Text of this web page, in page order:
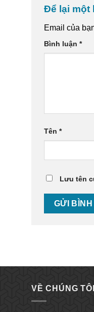
Để lại một
Email của
Bình luận *
Tên *
Lưu tên
VỀ CHÚNG TÔI